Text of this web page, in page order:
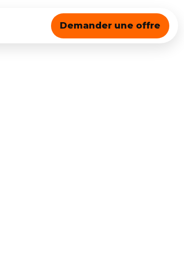
Demander une offre